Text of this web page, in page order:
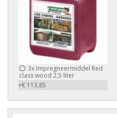
3x Impregneermiddel Red
class wood 2,5 liter
+€ 113,85